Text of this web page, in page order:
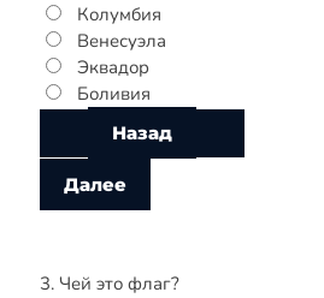
Колумбия
Венесуэла
Эквадор
Боливия
3. Чей это флаг?